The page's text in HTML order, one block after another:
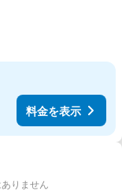
料金を表示
追加
りません